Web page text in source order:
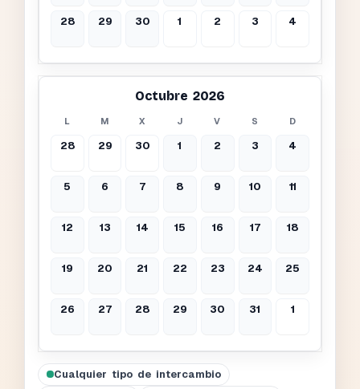
28 29 30 1 2 3 4
Octubre 2026
L M X J V S D
28 29 30 1 2 3 4
5 6 7 8 9 10 11
12 13 14 15 16 17 18
19 20 21 22 23 24 25
26 27 28 29 30 31 1
Cualquier tipo de intercambio